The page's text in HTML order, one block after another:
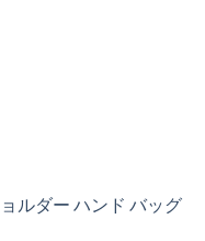
ルダー ハンド バッグ